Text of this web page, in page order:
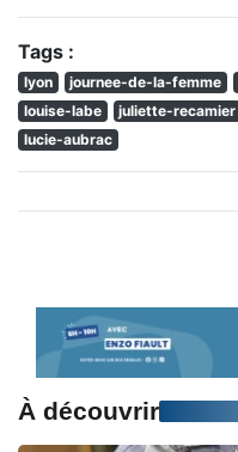
Tags :
lyon journee-de-la-femme
louise-labe
juliette-recamier
lucie-aubrac
À découvrir